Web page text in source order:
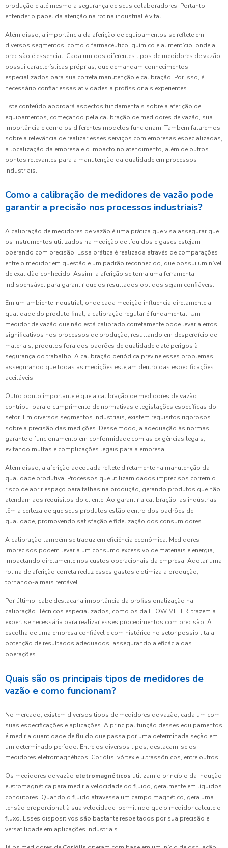
produção e até mesmo a segurança de seus colaboradores. Portanto,
entender o papel da aferição na rotina industrial é vital.
Além disso, a importância da aferição de equipamentos se reflete em
diversos segmentos, como o farmacêutico, químico e alimentício, onde a
precisão é essencial. Cada um dos diferentes tipos de medidores de vazão
possui características próprias, que demandam conhecimentos
especializados para sua correta manutenção e calibração. Por isso, é
necessário confiar essas atividades a profissionais experientes.
Este conteúdo abordará aspectos fundamentais sobre a aferição de
equipamentos, começando pela calibração de medidores de vazão, sua
importância e como os diferentes modelos funcionam. Também falaremos
sobre a relevância de realizar esses serviços com empresas especializadas,
a localização da empresa e o impacto no atendimento, além de outros
pontos relevantes para a manutenção da qualidade em processos
industriais.
Como a calibração de medidores de vazão pode
garantir a precisão nos processos industriais?
A calibração de medidores de vazão é uma prática que visa assegurar que
os instrumentos utilizados na medição de líquidos e gases estejam
operando com precisão. Essa prática é realizada através de comparações
entre o medidor em questão e um padrão reconhecido, que possui um nível
de exatidão conhecido. Assim, a aferição se torna uma ferramenta
indispensável para garantir que os resultados obtidos sejam confiáveis.
Em um ambiente industrial, onde cada medição influencia diretamente a
qualidade do produto final, a calibração regular é fundamental. Um
medidor de vazão que não está calibrado corretamente pode levar a erros
significativos nos processos de produção, resultando em desperdício de
materiais, produtos fora dos padrões de qualidade e até perigos à
segurança do trabalho. A calibração periódica previne esses problemas,
assegurando que todas as medições estejam dentro das especificações
aceitáveis.
Outro ponto importante é que a calibração de medidores de vazão
contribui para o cumprimento de normativas e legislações específicas do
setor. Em diversos segmentos industriais, existem requisitos rigorosos
sobre a precisão das medições. Desse modo, a adequação às normas
garante o funcionamento em conformidade com as exigências legais,
evitando multas e complicações legais para a empresa.
Além disso, a aferição adequada reflete diretamente na manutenção da
qualidade produtiva. Processos que utilizam dados imprecisos correm o
risco de abrir espaço para falhas na produção, gerando produtos que não
atendam aos requisitos do cliente. Ao garantir a calibração, as indústrias
têm a certeza de que seus produtos estão dentro dos padrões de
qualidade, promovendo satisfação e fidelização dos consumidores.
A calibração também se traduz em eficiência econômica. Medidores
imprecisos podem levar a um consumo excessivo de materiais e energia,
impactando diretamente nos custos operacionais da empresa. Adotar uma
rotina de aferição correta reduz esses gastos e otimiza a produção,
tornando-a mais rentável.
Por último, cabe destacar a importância da profissionalização na
calibração. Técnicos especializados, como os da FLOW METER, trazem a
expertise necessária para realizar esses procedimentos com precisão. A
escolha de uma empresa confiável e com histórico no setor possibilita a
obtenção de resultados adequados, assegurando a eficácia das
operações.
Quais são os principais tipos de medidores de
vazão e como funcionam?
No mercado, existem diversos tipos de medidores de vazão, cada um com
suas especificações e aplicações. A principal função desses equipamentos
é medir a quantidade de fluido que passa por uma determinada seção em
um determinado período. Entre os diversos tipos, destacam-se os
medidores eletromagnéticos, Coriólis, vórtex e ultrassônicos, entre outros.
Os medidores de vazão eletromagnéticos utilizam o princípio da indução
eletromagnética para medir a velocidade do fluido, geralmente em líquidos
condutores. Quando o fluido atravessa um campo magnético, gera uma
tensão proporcional à sua velocidade, permitindo que o medidor calcule o
fluxo. Esses dispositivos são bastante respeitados por sua precisão e
versatilidade em aplicações industriais.